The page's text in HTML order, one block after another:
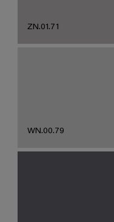
ZN.01.71
WN.00.79